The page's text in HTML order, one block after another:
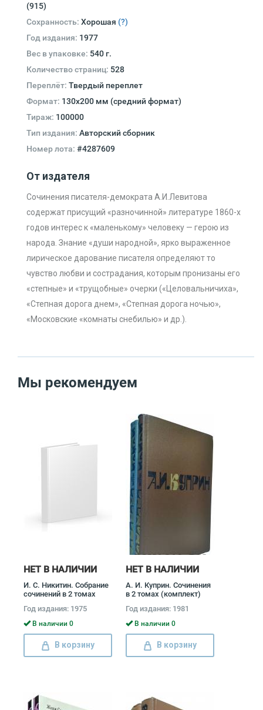
(915)
Сохранность: Хорошая (?)
Год издания: 1977
Вес в упаковке: 540 г.
Количество страниц: 528
Переплёт: Твердый переплет
Формат: 130х200 мм (средний формат)
Тираж: 100000
Тип издания: Авторский сборник
Номер лота: #4287609
От издателя
Сочинения писателя-демократа А.И.Левитова
содержат присущий «разночинной» литературе 1860-х
годов интерес к «маленькому» человеку — герою из
народа. Знание «души народной», ярко выраженное
лирическое дарование писателя определяют то
чувство любви и сострадания, которым пронизаны его
«степные» и «трущобные» очерки («Целовальничиха»,
«Степная дорога днем», «Степная дорога ночью»,
«Московские «комнаты снебилью» и др.).
Мы рекомендуем
НЕТ В НАЛИЧИИ
И. С. Никитин. Собрание
сочинений в 2 томах
Никитин
Год издания: 1975
В наличии 0
В корзину
НЕТ В НАЛИЧИИ
А. И. Куприн. Сочинения
в 2 томах (комплект)
Год издания: 1981
В наличии 0
В корзину